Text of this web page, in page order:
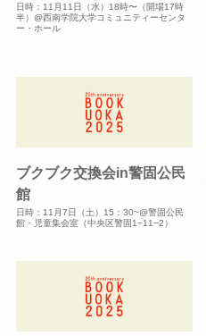
日時：11月11日（水）18時〜（開場17時
半）@西南学院大学コミュニティーセンタ
ー・ホール
ブクブク交換会in警固公民
館
日時：11月7日（土）15：30~@警固公民
館・児童集会室（中央区警固1−11−2）